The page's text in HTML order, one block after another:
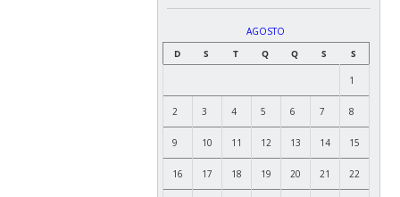
AGOSTO
D
S T Q Q S S
1
2 3 4 5 6 7 8
9 10 11 12 13 14 15
16 17 18 19 20 21 22